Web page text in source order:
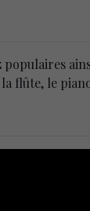
flûte, le